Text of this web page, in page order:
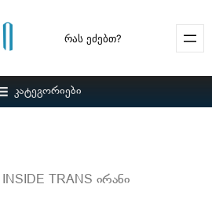
Search
კატეგორიები
TRANS ირანი